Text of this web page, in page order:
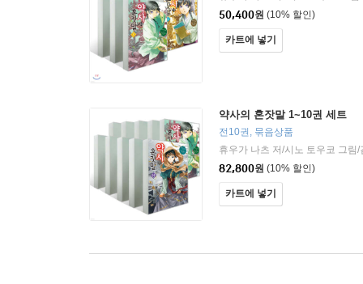
50,400원 (10% 할인)
카트에 넣기
약사의 혼잣말 1~10권 세트
전10권, 묶음상품
휴우가 나츠 저/시노 토우코 그림/
82,800원 (10% 할인)
카트에 넣기